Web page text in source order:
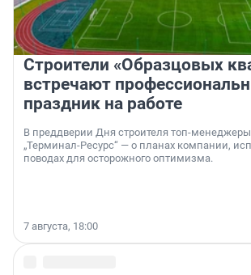
Строители «Образцовых
встречают
праздник на работе
В преддверии Дня строителя топ-
„Терминал-Ресурс“ — о планах компании,
поводах для осторожного оптимизма.
7 августа, 18:00